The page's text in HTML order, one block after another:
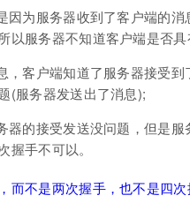
因为服务器收到了客户端的
以服务器不知道客户端是否
，客户端知道了服务器接受
(服务器发送出了消息);
器的接受发送没问题，但是
握手不可以。